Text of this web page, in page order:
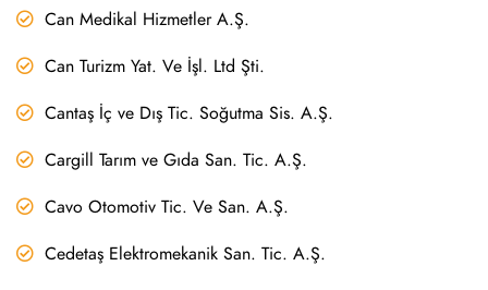
Can Medikal Hizmetler A.Ş.
Can Turizm Yat. Ve İşl. Ltd Şti.
Cantaş İç ve Dış Tic. Soğutma Sis. A.Ş.
Cargill Tarım ve Gıda San. Tic. A.Ş.
Cavo Otomotiv Tic. Ve San. A.Ş.
Cedetaş Elektromekanik San. Tic. A.Ş.